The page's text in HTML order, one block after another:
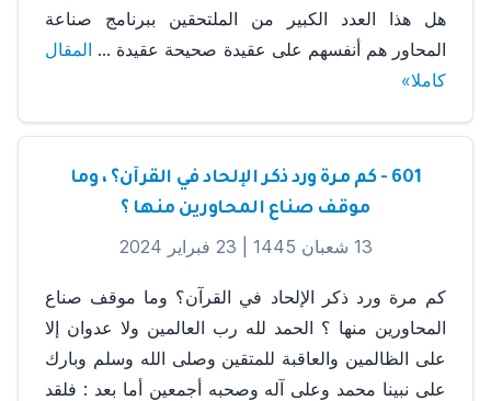
هل هذا العدد الكبير من الملتحقين ببرنامج صناعة
المحاور هم أنفسهم على عقيدة صحيحة عقيدة ... المقال
كاملا»
601 - كم مرة ورد ذكر الإلحاد في القرآن؟ ، وما
موقف صناع المحاورين منها ؟
13 شعبان 1445 | 23 فبراير 2024
كم مرة ورد ذكر الإلحاد في القرآن؟ وما موقف صناع
المحاورين منها ؟ الحمد لله رب العالمين ولا عدوان إلا
على الظالمين والعاقبة للمتقين وصلى الله وسلم وبارك
على نبينا محمد وعلى آله وصحبه أجمعين أما بعد : فلقد